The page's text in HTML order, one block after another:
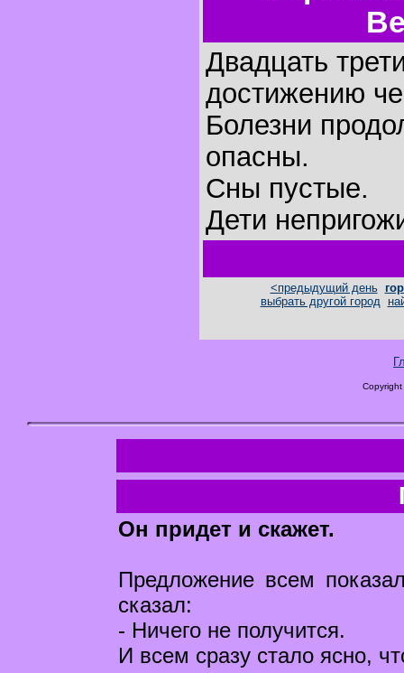
Двадцать
достижению
Болезни
опасны.
Сны пустые.
Дети
<предыдущий день
выбрать другой город
Он придет и скажет.
Предложение всем
сказал:
- Ничего не получится.
И всем сразу стало ясно,